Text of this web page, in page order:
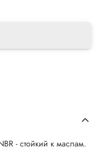
- стойкий к маслам.